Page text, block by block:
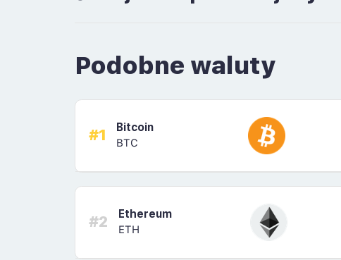
Podobne waluty
#1
Bitcoin
BTC
#2
Ethereum
ETH